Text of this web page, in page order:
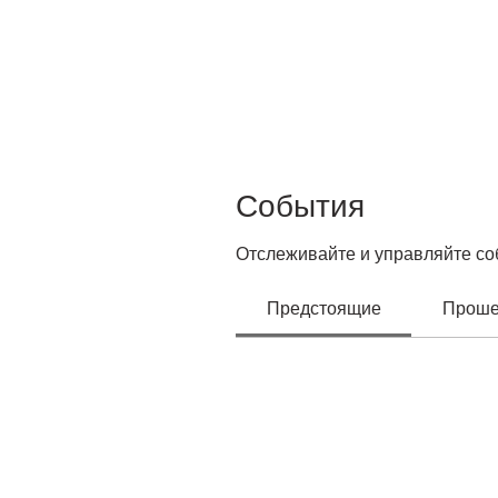
События
Отслеживайте и управляйте
Предстоящие